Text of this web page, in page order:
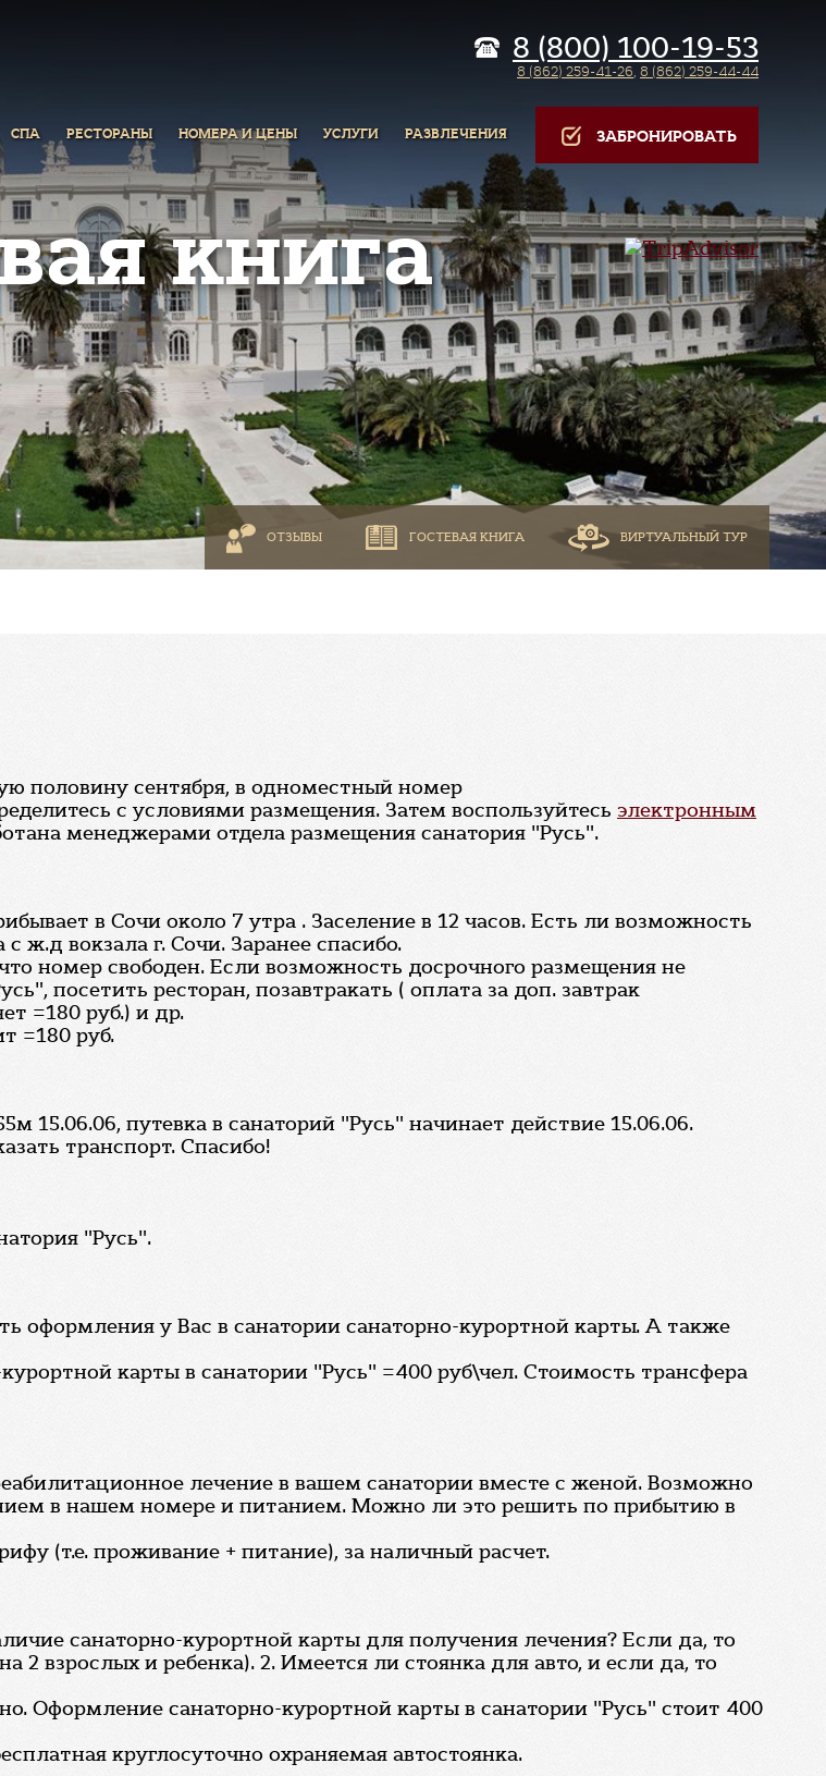
8 (800) 100-19-53
8 (862) 259-41-26, 8 (862) 259-44-44
СПА РЕСТОРАНЫ НОМЕРА И ЦЕНЫ УСЛУГИ РАЗВЛЕЧЕНИЯ ЗАБРОНИРОВАТЬ
книга
ОТЗЫВЫ ГОСТЕВАЯ КНИГА ВИРТУАЛЬНЫЙ ТУР
половину сентября, в одноместный номер
с условиями размещения. Затем воспользуйтесь электронным
менеджерами отдела размещения санатория "Русь".
в Сочи около 7 утра . Заселение в 12 часов. Есть ли возможность
ж.д вокзала г. Сочи. Заранее спасибо.
номер свободен. Если возможность досрочного размещения не
посетить ресторан, позавтракать ( оплата за доп. завтрак
=180 руб.) и др.
=180 руб.
15.06.06, путевка в санаторий "Русь" начинает действие 15.06.06.
транспорт. Спасибо!
"Русь".
оформления у Вас в санатории санаторно-курортной карты. А также
карты в санатории "Русь" =400 руб\чел. Стоимость трансфера
лечение в вашем санатории вместе с женой. Возможно
в нашем номере и питанием. Можно ли это решить по прибытию в
(т.е. проживание + питание), за наличный расчет.
санаторно-курортной карты для получения лечения? Если да, то
2 взрослых и ребенка). 2. Имеется ли стоянка для авто, и если да, то
Оформление санаторно-курортной карты в санатории "Русь" стоит 400
круглосуточно охраняемая автостоянка.